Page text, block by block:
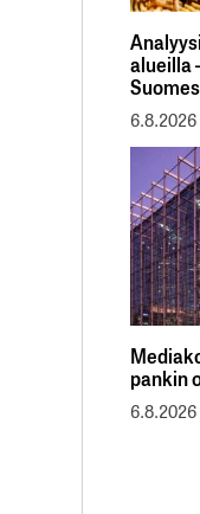
alueilla
6.8.2026
pankin
6.8.2026